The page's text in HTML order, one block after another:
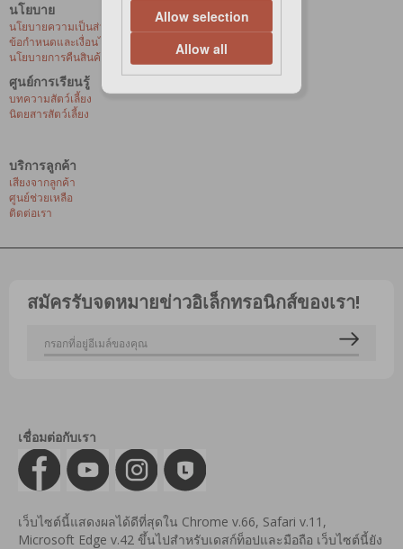
นโยบาย
นโยบายความเป็นส่วนตัว
ข้อกำหนดและเงื่อนไขการซื้อสินค้าออนไลน์
นโยบายการคืนสินค้าและการเปลี่ยนสินค้า
ศูนย์การเรียนรู้
บทความสัตว์เลี้ยง
นิตยสารสัตว์เลี้ยง
บริการลูกค้า
เสียงจากลูกค้า
ศูนย์ช่วยเหลือ
ติดต่อเรา
สมัครรับจดหมายข่าวอิเล็กทรอนิกส์ของเรา!
เชื่อมต่อกับเรา
เว็บไซต์นี้แสดงผลได้ดีที่สุดใน Chrome v.66, Safari v.11,
Microsoft Edge v.42 ขึ้นไปสำหรับเดสก์ท็อปและมือถือ เว็บไซต์นี้ยัง
Allow selection
Allow all